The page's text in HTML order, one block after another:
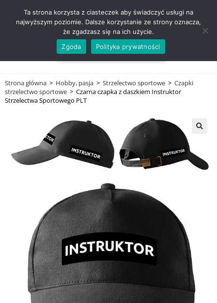
ZADZWOŃ TEL. 600 352 938
Strona główna > Hobby, pasja > Strzelectwo sportowe > Czapki
strzelectwo sportowe > Czarna czapka z daszkiem Instruktor
Strzelectwa Sportowego PLT
Ta strona korzysta z ciasteczek aby świadczyć usługi na
najwyższym poziomie. Dalsze korzystanie ze strony oznacza,
że zgadzasz się na ich użycie.
Zgoda
Polityka prywatności